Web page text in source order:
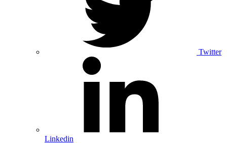
Twitter
Linkedin